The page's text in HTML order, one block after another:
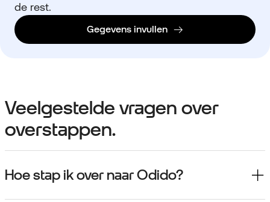
de rest.
Gegevens invullen
Veelgestelde vragen over
overstappen.
Hoe stap ik over naar Odido?